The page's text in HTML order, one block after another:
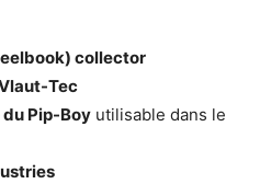
collector
Tec
Pip-Boy utilisable dans le